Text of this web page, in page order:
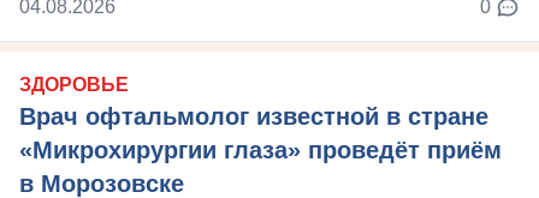
04.08.2026 0
ЗДОРОВЬЕ
Врач офтальмолог известной в стране
«Микрохирургии глаза» проведёт приём
в Морозовске